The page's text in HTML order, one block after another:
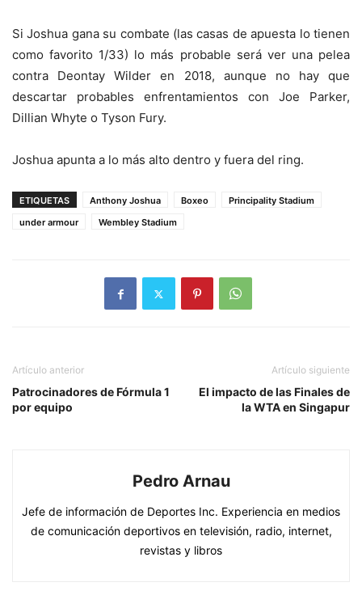
Si Joshua gana su combate (las casas de apuesta lo tienen
como favorito 1/33) lo más probable será ver una pelea
contra Deontay Wilder en 2018, aunque no hay que
descartar probables enfrentamientos con Joe Parker,
Dillian Whyte o Tyson Fury.
Joshua apunta a lo más alto dentro y fuera del ring.
ETIQUETAS Anthony Joshua Boxeo
Principality Stadium
under armour
Wembley Stadium
Artículo anterior
Patrocinadores de Fórmula 1
por equipo
Artículo siguiente
El impacto de las Finales de
la WTA en Singapur
Pedro Arnau
Jefe de información de Deportes Inc. Experiencia en medios
de comunicación deportivos en televisión, radio, internet,
revistas y libros